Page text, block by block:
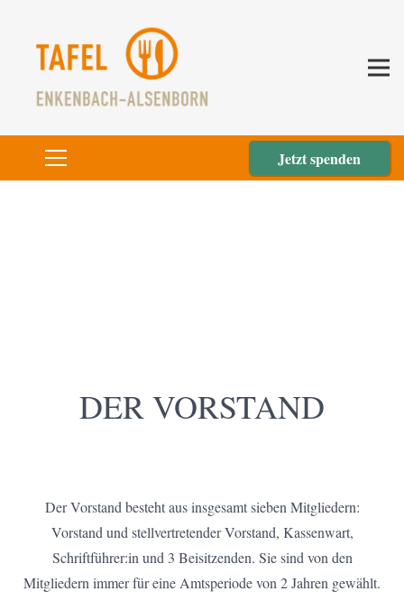
Jetzt spenden
DER VORSTAND
Der Vorstand besteht aus insgesamt sieben Mitgliedern:
Vorstand und stellvertretender Vorstand, Kassenwart,
Schriftführer:in und 3 Beisitzenden. Sie sind von den
Mitgliedern immer für eine Amtsperiode von 2 Jahren gewählt.